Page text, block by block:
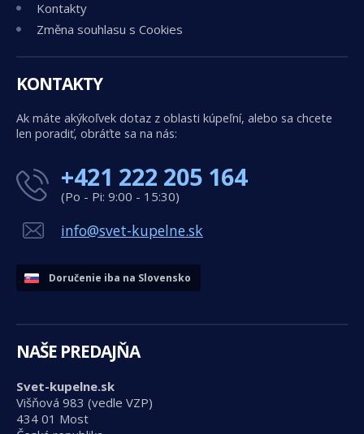
Kontakty
Změna souhlasu s Cookies
KONTAKTY
Ak máte akýkoľvek dotaz z oblasti kúpeľní, alebo sa chcete
len poradiť, obráťte sa na nás:
+421 222 205 164
(Po - Pi: 9:00 - 15:30)
info@svet-kupelne.sk
Doručenie iba na Slovensko
NAŠE PREDAJŇA
Svet-kupelne.sk
Višňová 983 (vedle VZP)
434 01 Most